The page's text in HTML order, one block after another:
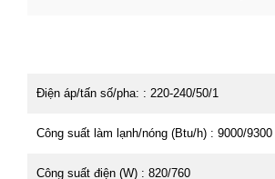
Điện áp/tấn số/pha: : 220-240/50/1
Công suất làm lạnh/nóng (Btu/h) : 9000/9300
Công suất điện (W) : 820/760